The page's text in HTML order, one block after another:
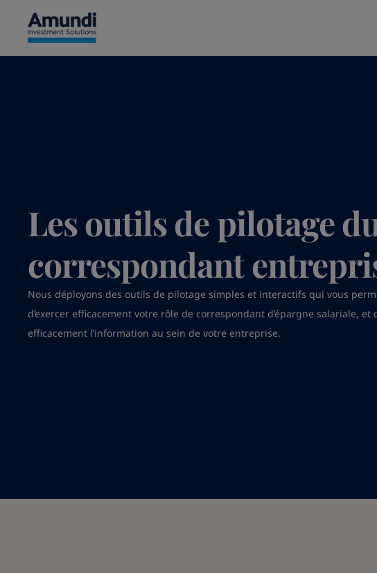
Les outils de pilotage
correspondant
Nous déployons des outils de pilotage simples et interactifs qui vous
d’exercer efficacement votre rôle de correspondant d’épargne salariale, et
efficacement l’information au sein de votre entreprise.